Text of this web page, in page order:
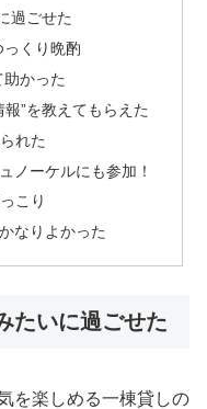
過ごせた
くり晩酌
かった
”を教えてもらえた
れた
ノーケルにも参加！
こり
なりよかった
たいに過ごせた
を楽しめる一棟貸しの